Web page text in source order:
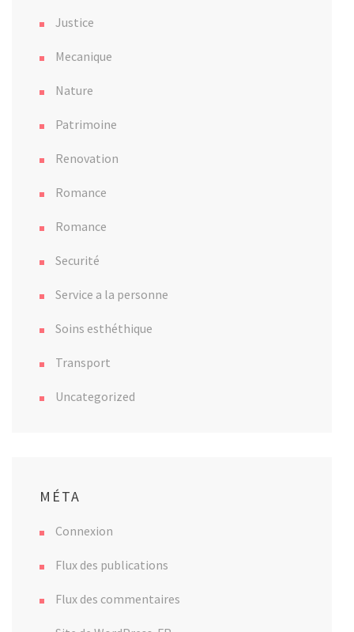
Justice
Mecanique
Nature
Patrimoine
Renovation
Romance
Romance
Securité
Service a la personne
Soins esthéthique
Transport
Uncategorized
MÉTA
Connexion
Flux des publications
Flux des commentaires